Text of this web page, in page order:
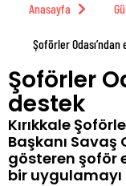
Anasayfa
Şoförler
Şoförler
destek
Kırıkkale
Başkanı
gösteren şoför
bir